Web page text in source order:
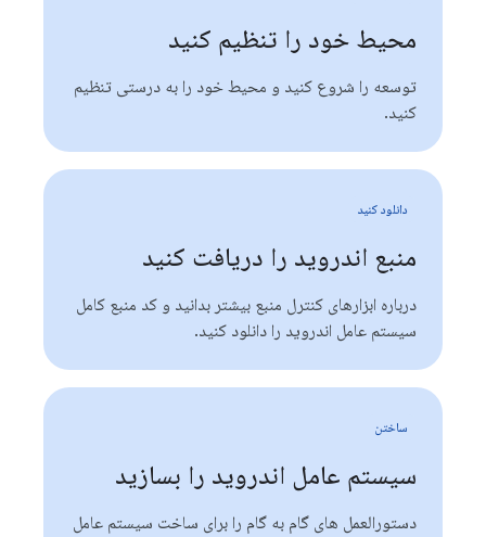
محیط خود را تنظیم کنید
توسعه را شروع کنید و محیط خود را به درستی تنظیم
کنید.
دانلود کنید
منبع اندروید را دریافت کنید
درباره ابزارهای کنترل منبع بیشتر بدانید و کد منبع کامل
سیستم عامل اندروید را دانلود کنید.
ساختن
سیستم عامل اندروید را بسازید
دستورالعمل های گام به گام را برای ساخت سیستم عامل